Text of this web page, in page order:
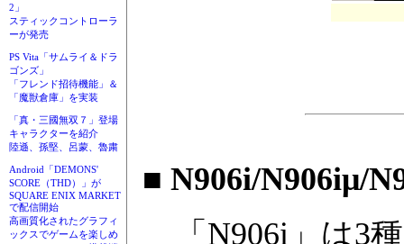
2」
スティックコントローラ
ーが発売
PS Vita「サムライ＆ドラ
ゴンズ」
「フレンド招待機能」＆
「魔獣倉庫」を実装
「真・三國無双７」登場
キャラクターを紹介
陸遜、孫堅、呂蒙、魯粛
Android「DEMONS'
SCORE（THD）」が
SQUARE ENIX MARKET
で配信開始
高画質化されたグラフィ
ックスでゲームを楽しめ
■ N906i/N906iμ/
「N906i」は3